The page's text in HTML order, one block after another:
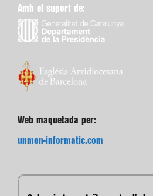
Amb el suport de:
Web maquetada per:
unmon-informatic.com